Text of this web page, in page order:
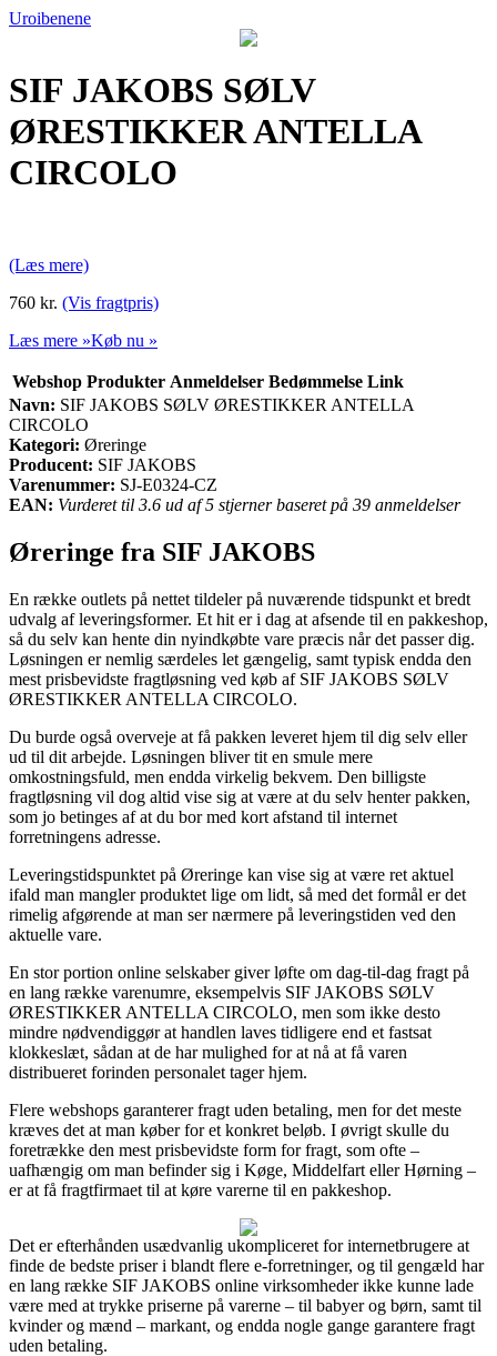
Uroibenene
SIF JAKOBS SØLV
ØRESTIKKER ANTELLA
CIRCOLO
(Læs mere)
760 kr. (Vis fragtpris)
Læs mere »Køb nu »
Webshop Produkter Anmeldelser Bedømmelse Link
Navn: SIF JAKOBS SØLV ØRESTIKKER ANTELLA
CIRCOLO
Kategori: Øreringe
Producent: SIF JAKOBS
Varenummer: SJ-E0324-CZ
EAN: Vurderet til 3.6 ud af 5 stjerner baseret på 39 anmeldelser
Øreringe fra SIF JAKOBS
En række outlets på nettet tildeler på nuværende tidspunkt et bredt
udvalg af leveringsformer. Et hit er i dag at afsende til en pakkeshop,
så du selv kan hente din nyindkøbte vare præcis når det passer dig.
Løsningen er nemlig særdeles let gængelig, samt typisk endda den
mest prisbevidste fragtløsning ved køb af SIF JAKOBS SØLV
ØRESTIKKER ANTELLA CIRCOLO.
Du burde også overveje at få pakken leveret hjem til dig selv eller
ud til dit arbejde. Løsningen bliver tit en smule mere
omkostningsfuld, men endda virkelig bekvem. Den billigste
fragtløsning vil dog altid vise sig at være at du selv henter pakken,
som jo betinges af at du bor med kort afstand til internet
forretningens adresse.
Leveringstidspunktet på Øreringe kan vise sig at være ret aktuel
ifald man mangler produktet lige om lidt, så med det formål er det
rimelig afgørende at man ser nærmere på leveringstiden ved den
aktuelle vare.
En stor portion online selskaber giver løfte om dag-til-dag fragt på
en lang række varenumre, eksempelvis SIF JAKOBS SØLV
ØRESTIKKER ANTELLA CIRCOLO, men som ikke desto
mindre nødvendiggør at handlen laves tidligere end et fastsat
klokkeslæt, sådan at de har mulighed for at nå at få varen
distribueret forinden personalet tager hjem.
Flere webshops garanterer fragt uden betaling, men for det meste
kræves det at man køber for et konkret beløb. I øvrigt skulle du
foretrække den mest prisbevidste form for fragt, som ofte –
uafhængig om man befinder sig i Køge, Middelfart eller Hørning –
er at få fragtfirmaet til at køre varerne til en pakkeshop.
Det er efterhånden usædvanlig ukompliceret for internetbrugere at
finde de bedste priser i blandt flere e-forretninger, og til gengæld har
en lang række SIF JAKOBS online virksomheder ikke kunne lade
være med at trykke priserne på varerne – til babyer og børn, samt til
kvinder og mænd – markant, og endda nogle gange garantere fragt
uden betaling.